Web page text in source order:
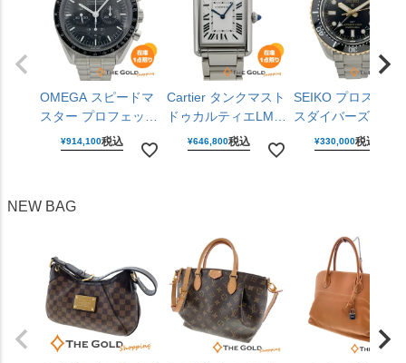
OMEGA スピードマ
スター プロフェッシ
ョナル
310.30.42.50.01.001
時計 メンズ ウォッ
¥914,100税込
Cartier タンクマスト
ドゥカルティエLM
WSTA0106 ラージモ
デル 25mm クォーツ
¥646,800税込
SEIKO プロスペッ
スダイバーズキュ
バーGMT SBEJ030
6R54-00R0 黒文字
¥330,000税込
NEW BAG